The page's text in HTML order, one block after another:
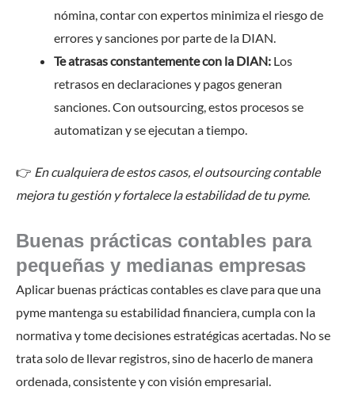
nómina, contar con expertos minimiza el riesgo de
errores y sanciones por parte de la DIAN.
Te atrasas constantemente con la DIAN: Los
retrasos en declaraciones y pagos generan
sanciones. Con outsourcing, estos procesos se
automatizan y se ejecutan a tiempo.
👉 En cualquiera de estos casos, el outsourcing contable
mejora tu gestión y fortalece la estabilidad de tu pyme.
Buenas prácticas contables para
pequeñas y medianas empresas
Aplicar buenas prácticas contables es clave para que una
pyme mantenga su estabilidad financiera, cumpla con la
normativa y tome decisiones estratégicas acertadas. No se
trata solo de llevar registros, sino de hacerlo de manera
ordenada, consistente y con visión empresarial.